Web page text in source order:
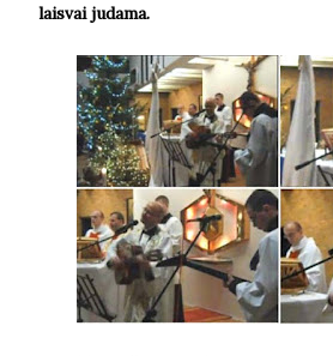
laisvai judama.